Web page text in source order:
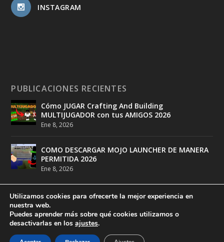
INSTAGRAM
PUBLICACIONES RECIENTES
Cómo JUGAR Crafting And Building
MULTIJUGADOR con tus AMIGOS 2026
Ene 8, 2026
COMO DESCARGAR MOJO LAUNCHER DE MANERA
PERMITIDA 2026
Ene 8, 2026
Diseñado porDeathMatch Studios
DeathMatch Studios
Utilizamos cookies para ofrecerte la mejor experiencia en
nuestra web.
Puedes aprender más sobre qué cookies utilizamos o
desactivarlas en los ajustes.